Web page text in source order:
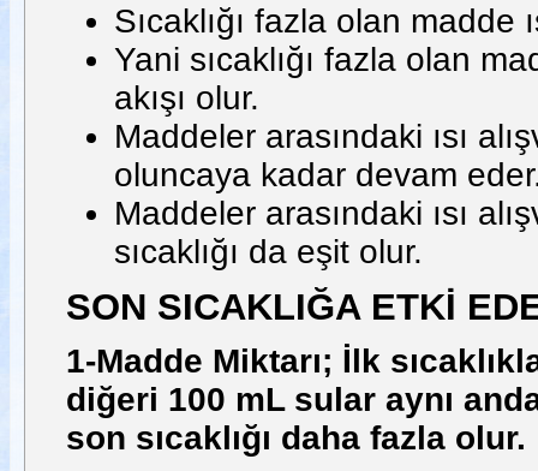
Sıcaklığı fazla olan madde
Yani sıcaklığı fazla olan
akışı olur.
Maddeler arasındaki ısı
oluncaya kadar devam
Maddeler arasındaki ısı
sıcaklığı da eşit olur.
SON SICAKLIĞA ETKİ
1-Madde Miktarı; İlk
diğeri 100 mL sular aynı anda
son sıcaklığı daha fazla olur.